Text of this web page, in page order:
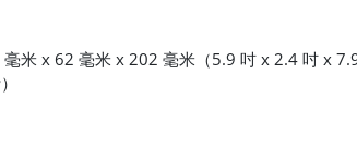
米 x 62 毫米 x 202 毫米（5.9 吋 x 2.4 吋 x 7.9